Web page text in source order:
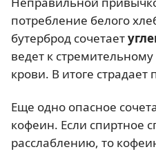
потребление белого
бутерброд сочетает
ведет к
крови. В итоге
Еще одно опасное
кофеин. Если спиртное
расслаблению, то